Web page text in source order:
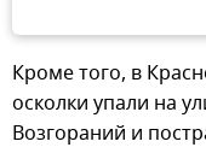
Кроме того, в
осколки упали на
Возгораний и